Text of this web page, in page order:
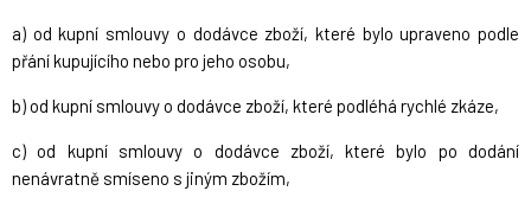
a) od kupní smlouvy o dodávce zboží, které bylo upraveno podle
přání kupujícího nebo pro jeho osobu,
b) od kupní smlouvy o dodávce zboží, které podléhá rychlé zkáze,
c) od kupní smlouvy o dodávce zboží, které bylo po dodání
nenávratně smíseno s jiným zbožím,